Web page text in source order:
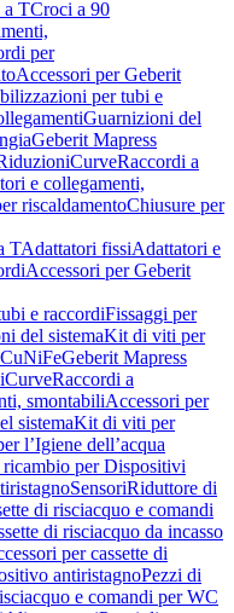
a TCroci a 90
per
Accessori per Geberit
per tubi e
Guarnizioni del
Geberit Mapress
CurveRaccordi a
e collegamenti,
riscaldamentoChiusure per
TAdattatori fissiAdattatori e
Accessori per Geberit
e raccordiFissaggi per
del sistemaKit di viti per
Geberit Mapress
CurveRaccordi a
smontabiliAccessori per
sistemaKit di viti per
l’Igiene dell’acqua
ricambio per Dispositivi
SensoriRiduttore di
di risciacquo e comandi
di risciacquo da incasso
per cassette di
antiristagnoPezzi di
e comandi per WC